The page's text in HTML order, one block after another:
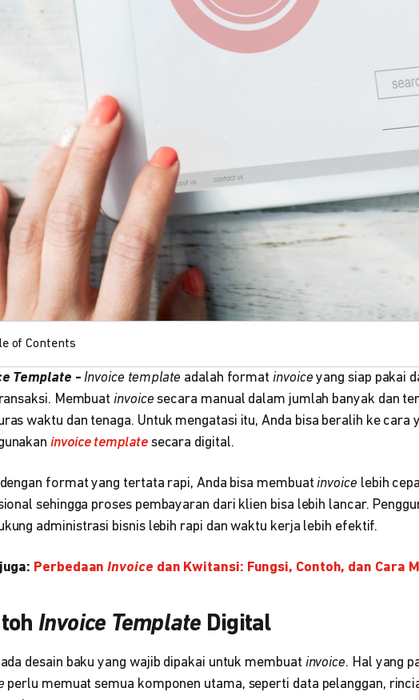
of Contents
Template -Invoice template adalah formatinvoice yang siap pakai
Membuatinvoice secara manual dalam jumlah banyak dan
waktu dan tenaga. Untuk mengatasi itu, Anda bisa beralih ke cara
invoice templatesecara digital.
format yang tertata rapi, Anda bisa membuatinvoice lebih
sehingga proses pembayaran dari klien bisa lebih lancar.
administrasi bisnis lebih rapi dan waktu kerja lebih efektif.
PerbedaanInvoice dan Kwitansi: Fungsi, Contoh, dan Cara
Invoice Template Digital
desain baku yang wajib dipakai untuk membuat invoice. Hal yang
perlu memuat semua komponen utama, seperti data pelanggan,